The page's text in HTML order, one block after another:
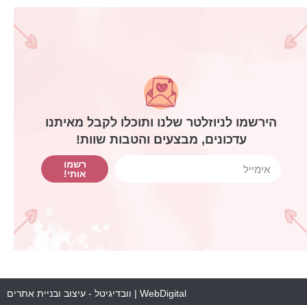
הירשמו לניוזלטר שלנו ותוכלו לקבל מאיתנו
עדכונים, מבצעים והטבות שוות!
רשמו
אותי!
WebDigital | וובדיגיטל - עיצוב ובניית אתרים